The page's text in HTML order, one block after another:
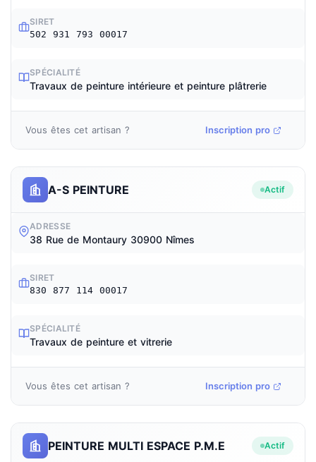
SIRET
502 931 793 00017
SPÉCIALITÉ
Travaux de peinture intérieure et peinture plâtrerie
Vous êtes cet artisan ? Inscription pro
A-S PEINTURE Actif
ADRESSE
38 Rue de Montaury 30900 Nîmes
SIRET
830 877 114 00017
SPÉCIALITÉ
Travaux de peinture et vitrerie
Vous êtes cet artisan ? Inscription pro
PEINTURE MULTI ESPACE P.M.E Actif